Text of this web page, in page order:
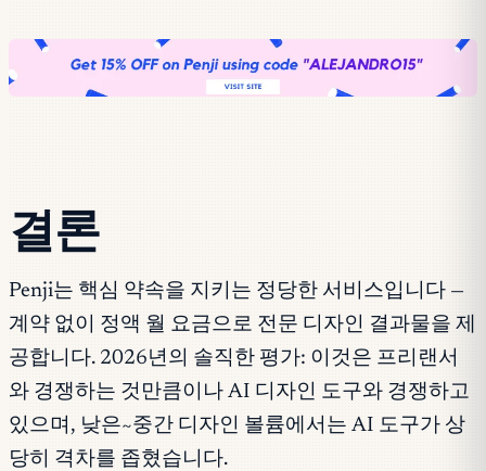
결론
Penji는 핵심 약속을 지키는 정당한 서비스입니다 —
계약 없이 정액 월 요금으로 전문 디자인 결과물을 제
공합니다. 2026년의 솔직한 평가: 이것은 프리랜서
와 경쟁하는 것만큼이나 AI 디자인 도구와 경쟁하고
있으며, 낮은~중간 디자인 볼륨에서는 AI 도구가 상
당히 격차를 좁혔습니다.